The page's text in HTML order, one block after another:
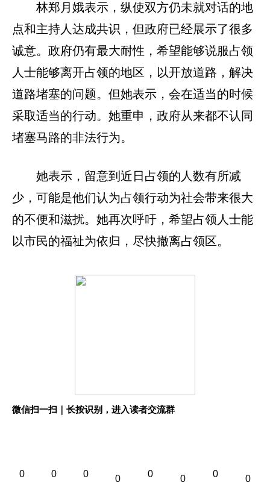
林郑月娥表示，纵使双方仍未就对话的地
点和主持人达成共识，但政府已经展示了很多
诚意。政府仍有最大耐性，希望能够说服占领
人士能够离开占领的地区，以开放道路，解决
道路堵塞的问题。但她表示，会在适当的时候
采取适当的行动。她重申，政府从来都不认同
堵塞马路的非法行为。
她表示，留意到近日占领的人数有所减
少，可能是他们认为占领行动为社会带来很大
的不便和滋扰。她再次呼吁，希望占领人士能
以市民的福祉为依归，尽快撤离占领区。
微信扫一扫｜长按识别，进入读者交流群
0 0 0 0 0 0 0 0